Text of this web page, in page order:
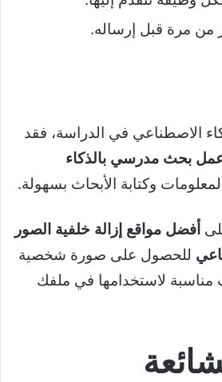
من مرة قبل إرساله.
الاصطناعي في الدراسة، فقد
بحث مدرسي بالذكاء
وكتابة الأبحاث بسهولة.
أفضل مواقع إزالة خلفية الصور
للحصول على صورة شخصية
مناسبة لاستخدامها في ملفك